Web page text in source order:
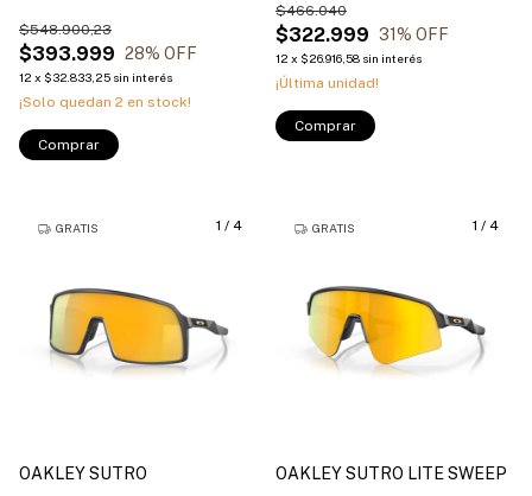
$393.999
$548.900,23
28% OFF
12 x $32.833,25 sin interés
¡Solo quedan 2 en stock!
Comprar
$322.999
$466.040
31% OFF
12 x $26.916,58 sin interés
¡Última unidad!
Comprar
1 / 4
GRATIS
OAKLEY SUTRO
1 / 4
GRATIS
OAKLEY SUTRO LITE SWEEP